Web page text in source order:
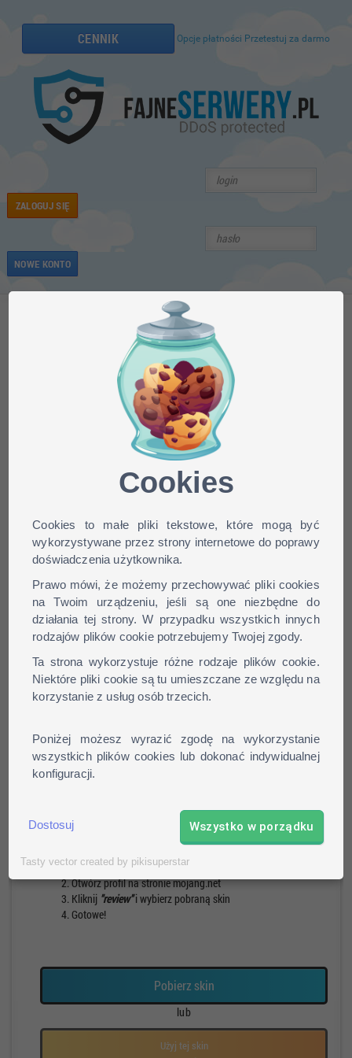
Cookies
Cookies to małe pliki tekstowe, które mogą być
wykorzystywane przez strony internetowe do poprawy
doświadczenia użytkownika.
Prawo mówi, że możemy przechowywać pliki cookies
na Twoim urządzeniu, jeśli są one niezbędne do
działania tej strony. W przypadku wszystkich innych
rodzajów plików cookie potrzebujemy Twojej zgody.
Ta strona wykorzystuje różne rodzaje plików cookie.
Niektóre pliki cookie są tu umieszczane ze względu na
korzystanie z usług osób trzecich.
Poniżej możesz wyrazić zgodę na wykorzystanie
wszystkich plików cookies lub dokonać indywidualnej
konfiguracji.
Dostosuj Wszystko w porządku
Tasty vector created by pikisuperstar
CENNIK Opcje płatności Przetestuj za darmo
ZALOGUJ SIĘ
NOWE KONTO
Minecraft skin
SpankyGaming dla wersji:
1.9, 1.8, 1.7, 1.6, ...
Jak zainstalować skin?
Pobierz skin
Otwórz profil na stronie mojang.net
Kliknij "review"i wybierz pobraną skin
Gotowe!
Pobierz skin
lub
Użyj tej skin